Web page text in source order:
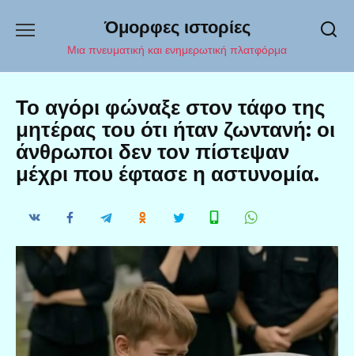
содержанию
Όμορφες ιστορίες
Μια πνευματική και ενημερωτική πλατφόρμα
Το αγόρι φώναξε στον τάφο της
μητέρας του ότι ήταν ζωντανή: οι
άνθρωποι δεν τον πίστεψαν
μέχρι που έφτασε η αστυνομία.